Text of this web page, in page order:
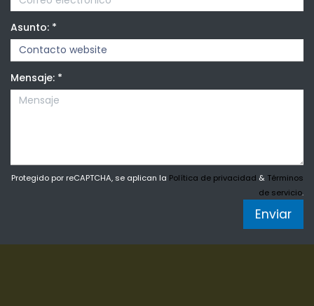
Asunto: *
Mensaje: *
Protegido por reCAPTCHA, se aplican la Política de privacidad & Términos
de servicio.
Enviar